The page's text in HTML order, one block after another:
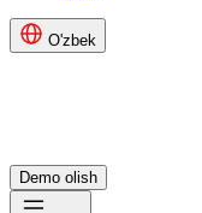
O'zbek
Demo olish